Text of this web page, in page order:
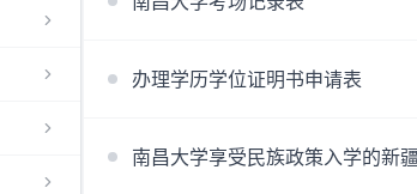
办理学历学位证明书申请表
南昌大学享受民族政策入学的新